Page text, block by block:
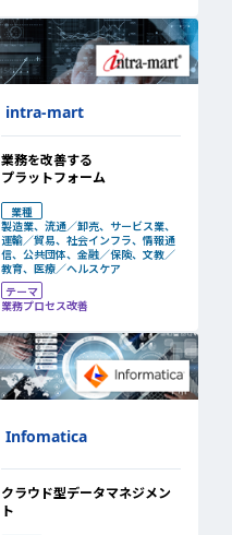
intra-mart
業務を改善する
プラットフォーム
業種
製造業、流通／卸売、サービス業、
運輸／貿易、社会インフラ、情報通
信、公共団体、金融／保険、文教／
教育、医療／ヘルスケア
テーマ
業務プロセス改善
Infomatica
クラウド型データマネジメン
ト